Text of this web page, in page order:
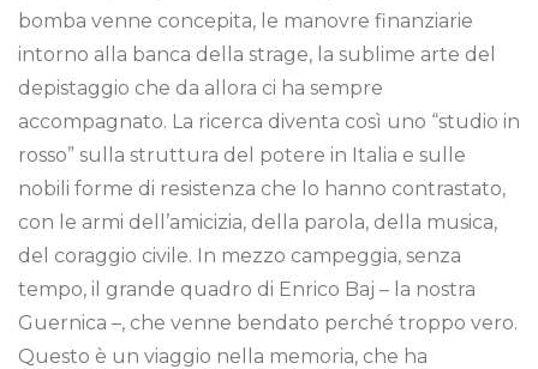
bomba venne concepita, le manovre finanziarie
intorno alla banca della strage, la sublime arte del
depistaggio che da allora ci ha sempre
accompagnato. La ricerca diventa così uno “studio in
rosso” sulla struttura del potere in Italia e sulle
nobili forme di resistenza che lo hanno contrastato,
con le armi dell’amicizia, della parola, della musica,
del coraggio civile. In mezzo campeggia, senza
tempo, il grande quadro di Enrico Baj – la nostra
Guernica –, che venne bendato perché troppo vero.
Questo è un viaggio nella memoria, che ha